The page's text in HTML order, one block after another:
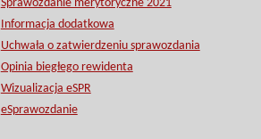
Sprawozdanie merytoryczne 2021
Informacja dodatkowa
Uchwała o zatwierdzeniu sprawozdania
Opinia biegłego rewidenta
Wizualizacja eSPR
eSprawozdanie